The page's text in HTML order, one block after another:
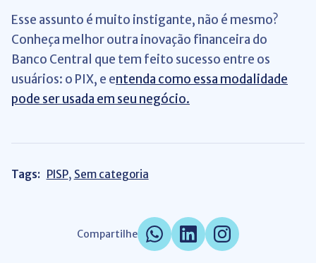
Esse assunto é muito instigante, não é mesmo?
Conheça melhor outra inovação financeira do
Banco Central que tem feito sucesso entre os
usuários: o PIX, e entenda como essa modalidade
pode ser usada em seu negócio.
Tags: PISP, Sem categoria
Compartilhe